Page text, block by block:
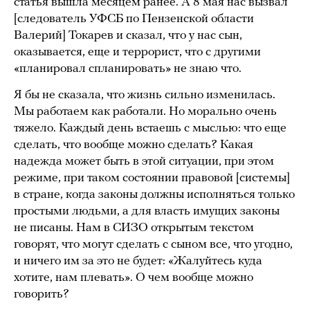
[следователь УФСБ по Пензенской области
Валерий] Токарев и сказал, что у нас сын,
оказывается, еще и террорист, что с другими
«планировал спланировать» не знаю что.
Я бы не сказала, что жизнь сильно изменилась.
Мы работаем как работали. Но морально очень
тяжело. Каждый день встаешь с мыслью: что еще
сделать, что вообще можно сделать? Какая
надежда может быть в этой ситуации, при этом
режиме, при таком состоянии правовой [системы]
в стране, когда законы должны исполняться только
простыми людьми, а для власть имущих законы
не писаны. Нам в СИЗО открытым текстом
говорят, что могут сделать с сыном все, что угодно,
и ничего им за это не будет: «Жалуйтесь куда
хотите, нам плевать». О чем вообще можно
говорить?